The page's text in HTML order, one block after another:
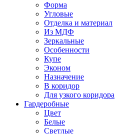
Форма
Угловые
Отделка и материал
Из МДФ
Зеркальные
Особенности
Купе
Эконом
Назначение
В коридор
Для узкого коридора
Гардеробные
Цвет
Белые
Светлые